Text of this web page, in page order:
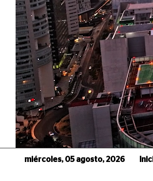
miércoles, 05 agosto, 2026